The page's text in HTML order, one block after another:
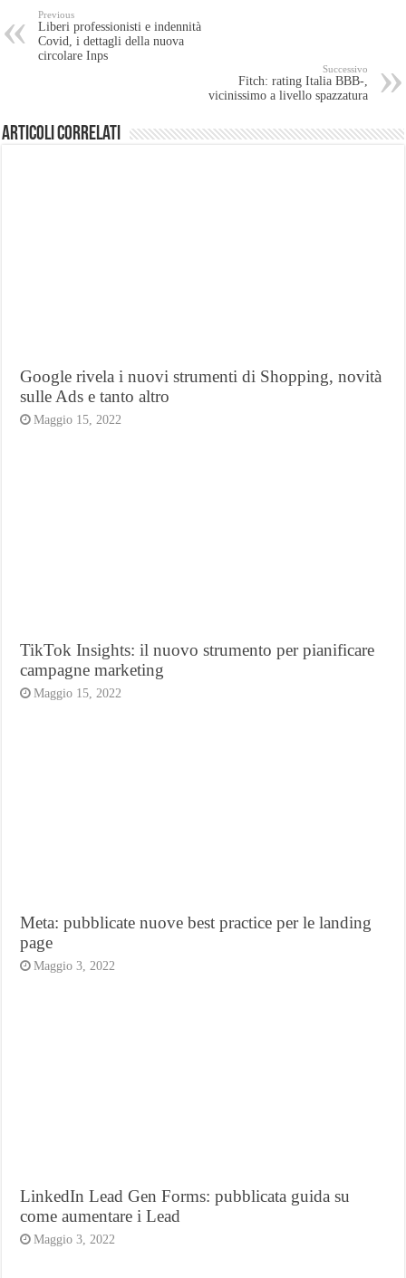
Previous
Liberi professionisti e indennità
Covid, i dettagli della nuova
circolare Inps
Successivo
Fitch: rating Italia BBB-,
vicinissimo a livello spazzatura
Articoli Correlati
Google rivela i nuovi strumenti di Shopping, novità
sulle Ads e tanto altro
Maggio 15, 2022
TikTok Insights: il nuovo strumento per pianificare
campagne marketing
Maggio 15, 2022
Meta: pubblicate nuove best practice per le landing
page
Maggio 3, 2022
LinkedIn Lead Gen Forms: pubblicata guida su
come aumentare i Lead
Maggio 3, 2022